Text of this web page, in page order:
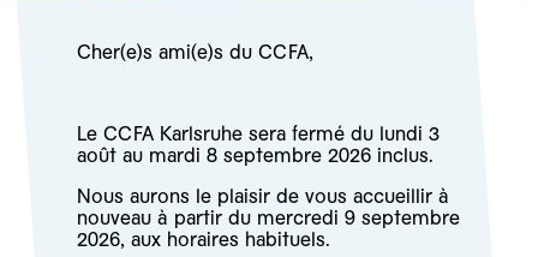
Cher(e)s ami(e)s du CCFA,
Le CCFA Karlsruhe sera fermé du lundi 3
août au mardi 8 septembre 2026 inclus.
Nous aurons le plaisir de vous accueillir à
nouveau à partir du mercredi 9 septembre
2026, aux horaires habituels.